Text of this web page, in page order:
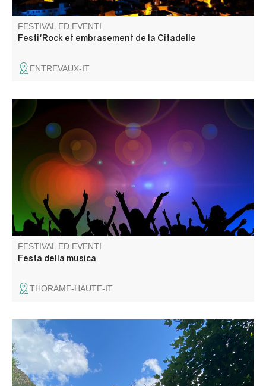
FESTIVAL ED EVENTI
Festi'Rock et embrasement de la Citadelle
ENTREVAUX-IT
Venite a festeggiare l'estate! Mostra e mercato, tutto il
giorno: grigliate e sardinate. Intrattenimento musicale: Les
Gredins des Alpes
FESTIVAL ED EVENTI
Festa della musica
THORAME-HAUTE-IT
Animation proposée par le Parc national du Mercantour
avec Marc Aynié, accompagnateur en montagne. Sans
inscription, restez le temps que vous voulez ! Repli en
intérieur selon météo.